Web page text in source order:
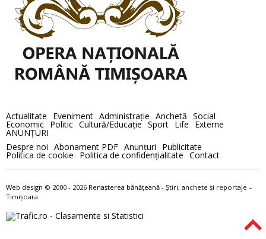
Actualitate Eveniment Administraţie Anchetă Social
Economic Politic Cultură/Educaţie Sport Life Externe
ANUNȚURI
Despre noi Abonament PDF Anunţuri Publicitate
Politica de cookie Politica de confidenţialitate Contact
Web design © 2000 - 2026 Renaşterea bănăţeană - Ştiri, anchete şi reportaje –
Timișoara.